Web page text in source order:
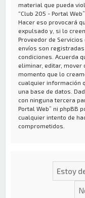
material que pueda
“Club 205 - Portal
Hacer eso provocará
expulsado y, si lo
Proveedor de
envíos son
condiciones. Acuerda
eliminar, editar,
momento que lo
cualquier información
una base de datos.
con ninguna tercera
Portal Web” ni phpBB
cualquier intento de
comprometidos.